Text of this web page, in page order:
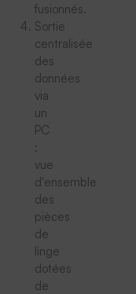
fusionnés.
Sortie
centralisée
des
données
via
un
PC
:
vue
d'ensemble
des
pièces
de
linge
dotées
de